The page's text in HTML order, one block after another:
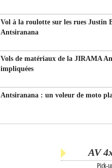
Vol à la roulotte sur les rues Justin
Antsiranana
Vols de matériaux de la JIRAMA
impliquées
Antsiranana : un voleur de moto
AV
Pick-